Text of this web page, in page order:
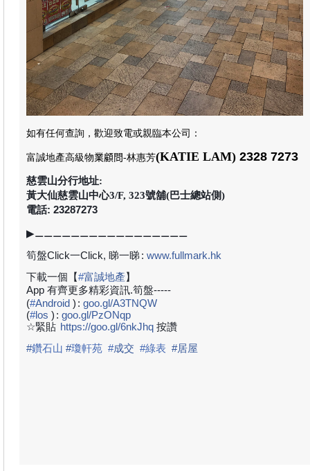
如有任何查詢，歡迎致電或親臨本公司 ：
富誠地產高級物業顧問-林惠芳(KATIE LAM) 2328 7273
慈雲山分行地址:
黃大仙慈雲山中心3/F, 323號舖(巴士總站側)
電話: 23287273
▶⚊⚊⚊⚊⚊⚊⚊⚊⚊⚊⚊⚊⚊⚊⚊⚊⚊
筍盤Click一Click, 睇一睇: www.fullmark.hk
下載一個【#富誠地產】
App 有齊更多精彩資訊.筍盤-----
(#Android ) : goo.gl/A3TNQW
(#los ) : goo.gl/PzONqp
☆緊貼 https://goo.gl/6nkJhq 按讚
#鑽石山 #瓊軒苑 #成交 #綠表 #居屋